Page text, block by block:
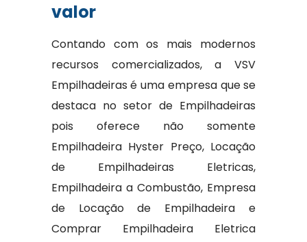
valor
Contando com os mais modernos
recursos comercializados, a VSV
Empilhadeiras é uma empresa que se
destaca no setor de Empilhadeiras
pois oferece não somente
Empilhadeira Hyster Preço, Locação
de Empilhadeiras Eletricas,
Empilhadeira a Combustão, Empresa
de Locação de Empilhadeira e
Comprar Empilhadeira Eletrica